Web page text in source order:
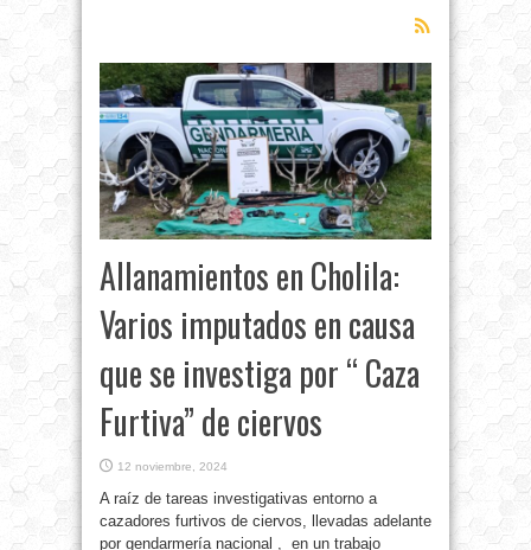
Allanamientos en Cholila:
Varios imputados en causa
que se investiga por “ Caza
Furtiva” de ciervos
12 noviembre, 2024
A raíz de tareas investigativas entorno a
cazadores furtivos de ciervos, llevadas adelante
por gendarmería nacional , en un trabajo